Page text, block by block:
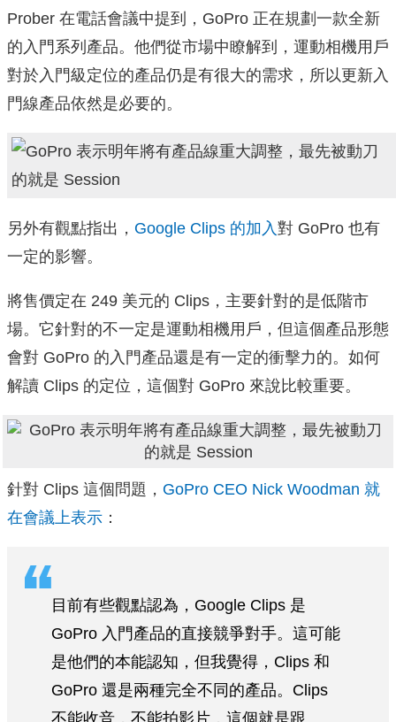
Prober 在電話會議中提到，GoPro 正在規劃一款全新
的入門系列產品。他們從市場中瞭解到，運動相機用戶
對於入門級定位的產品仍是有很大的需求，所以更新入
門線產品依然是必要的。
另外有觀點指出， Google Clips 的加入 對 GoPro 也有
一定的影響。
將售價定在 249 美元的 Clips，主要針對的是低階市
場。它針對的不一定是運動相機用戶，但這個產品形態
會對 GoPro 的入門產品還是有一定的衝擊力的。如何
解讀 Clips 的定位，這個對 GoPro 來說比較重要。
針對 Clips 這個問題， GoPro CEO Nick Woodman 就
在會議上表示 ：
目前有些觀點認為，Google Clips 是
GoPro 入門產品的直接競爭對手。這可能
是他們的本能認知，但我覺得，Clips 和
GoPro 還是兩種完全不同的產品。Clips